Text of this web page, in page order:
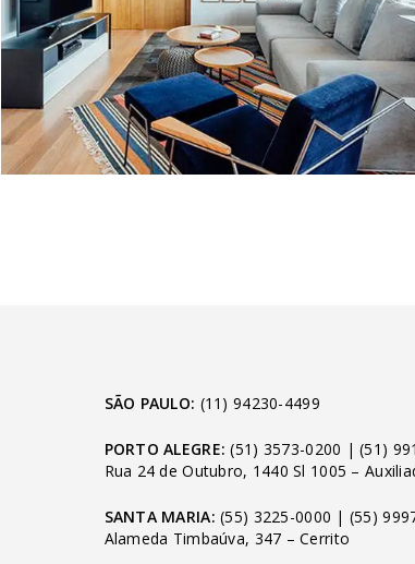
SÃO PAULO: (11) 94230-4499
PORTO ALEGRE: (51) 3573-0200 |(51)
Rua 24 de Outubro, 1440 Sl 1005 –
SANTA MARIA: (55) 3225-0000 | (55)
Alameda Timbaúva, 347 – Cerrito